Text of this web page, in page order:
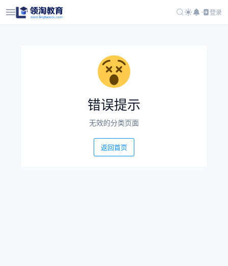
登录
错误提示
无效的分类页面
返回首页